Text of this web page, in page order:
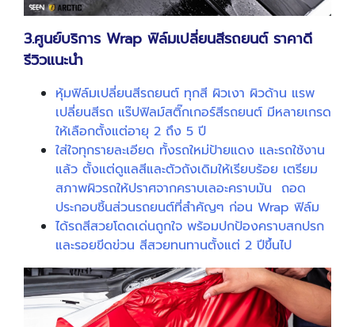
3.ศูนย์บริการ Wrap ฟิล์มเปลี่ยนสีรถยนต์ ราคาดี
รีวิวแนะนำ
หุ้มฟิล์มเปลี่ยนสีรถยนต์ ทุกสี ผิวเงา ผิวด้าน แรพ
เปลี่ยนสีรถ แร๊ปฟิลม์สติ๊กเกอร์สีรถยนต์ มีหลายเกรด
ให้เลือกตั้งแต่อายุ 2 ถึง 5 ปี
ใส่ใจทุกรายละเอียด ทั้งรถใหม่ป้ายแดง และรถใช้งาน
แล้ว ตั้งแต่ดูแลสีและตัวถังเดิมให้เรียบร้อย เตรียม
สภาพผิวรถให้ปราศจากคราบเลอะคราบมัน ถอด
ประกอบชิ้นส่วนรถยนต์ที่สำคัญๆ ก่อน Wrap ฟิล์ม
ได้รถสีสวยโดดเด่นถูกใจ พร้อมปกป้องคราบสกปรก
และรอยขีดข่วน สีสวยทนทานตั้งแต่ 2 ปีขึ้นไป